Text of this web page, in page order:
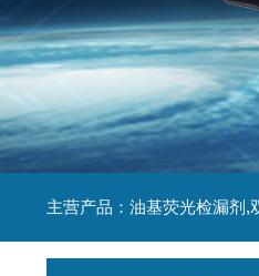
主营产品：油基荧光检漏剂,